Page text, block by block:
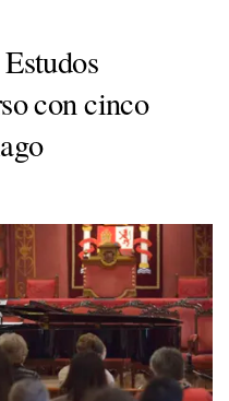
con cinco